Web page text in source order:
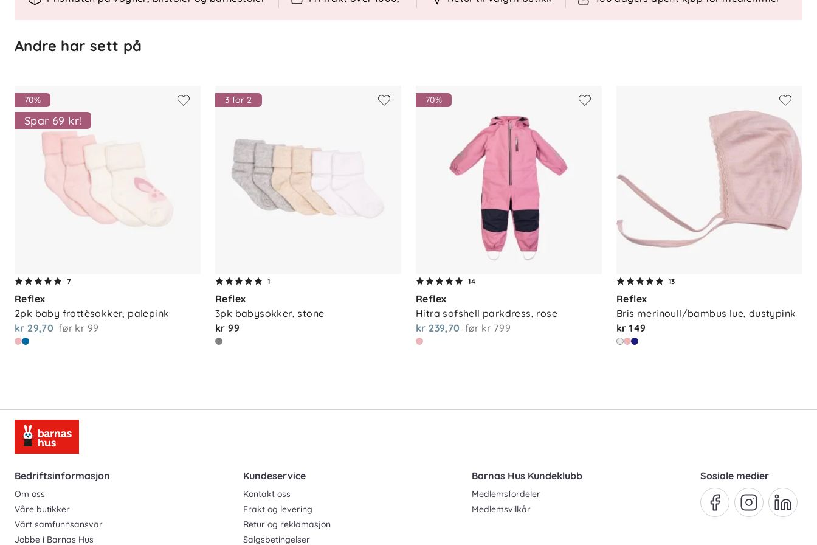
Hverdagsokker i myk økologisk bomull
Nedbrettbar kant
Selges i 3-pakning
Sertifiseringer
OEKO-TEX® Standard 100, klasse 1
Materiale
Vedlikehold
Maskinvask 40 °C. Vask kun ved behov for å bevare kvalitet og redusere
Andre har sett på
70%
Spar 69 kr!
7
Reflex
2pk baby frottèsokker, palepink
kr 29,70 før kr 99
3 for 2
1
Reflex
3pk babysokker, stone
kr 99
70%
14
Reflex
Hitra sofshell parkdress, rose
kr 239,70 før kr 799
13
Reflex
Bris merinoull/bambus lue, dustypink
kr 149
Bedriftsinformasjon
Om oss
Våre butikker
Vårt samfunnsansvar
Jobbe i Barnas Hus
Kundeservice
Kontakt oss
Frakt og levering
Retur og reklamasjon
Salgsbetingelser
Barnas Hus Kundeklubb
Medlemsfordeler
Medlemsvilkår
Sosiale medier